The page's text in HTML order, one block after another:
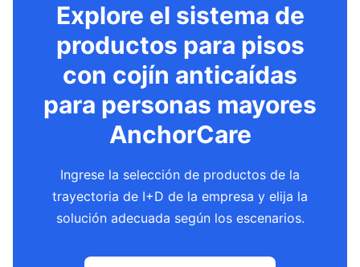
Explore el sistema de
productos para pisos
con cojín anticaídas
para personas mayores
AnchorCare
Ingrese la selección de productos de la
trayectoria de I+D de la empresa y elija la
solución adecuada según los escenarios.